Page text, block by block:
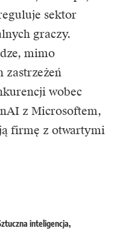
sektor
graczy.
mimo
zastrzeżeń
wobec
z Microsoftem,
firmę z otwartymi
inteligencja